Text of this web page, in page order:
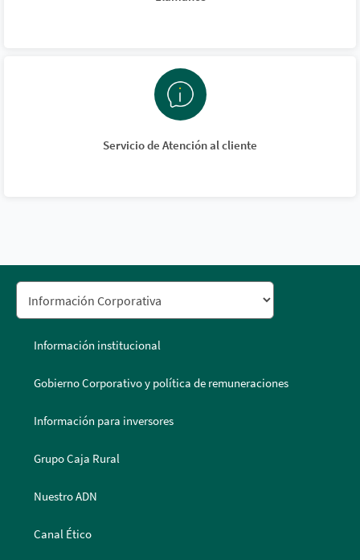
Servicio de Atención al cliente
Información institucional
Gobierno Corporativo y política de remuneraciones
Información para inversores
Grupo Caja Rural
Nuestro ADN
Canal Ético